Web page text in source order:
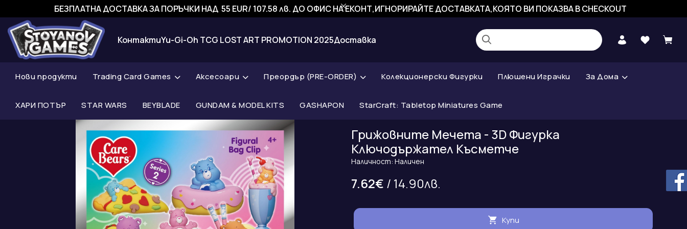
БЕЗПЛАТНА ДОСТАВКА ЗА ПОРЪЧКИ НАД 55 EUR/ 107.58 лв. ДО ОФИС НА ЕКОНТ,ИГНОРИРАЙТЕ ДОСТАВКАТА,КОЯТО ВИ ПОКАЗВА В CHECKOUT
КонтактиYu-Gi-Oh TCG LOST ART PROMOTION 2025Доставка
Нови продукти Trading Card Games Аксесоари Преордър (PRE-ORDER) Колекционерски Фигурки Плюшени Играчки За Дома
ХАРИ ПОТЪР STAR WARS BEYBLADE GUNDAM & MODEL KITS GASHAPON StarCraft: Tabletop Miniatures Game
Грижовните Мечета - 3D Фигурка
Ключодържател Късметче
Наличност: Наличен
7.62€ / 14.90лв.
Купи